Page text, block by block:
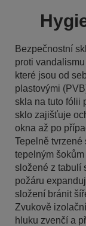
Bezpečnostní
proti
které jsou od
plastovými
skla na tuto fólii
sklo zajišťuje
okna až po
Tepelně
tepelným
složené z tabulí
požáru
složení bránit
Zvukově
hluku zvenčí a